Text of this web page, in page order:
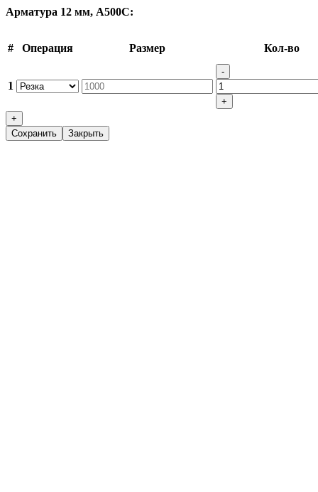
Арматура 12 мм, А500С:
# Операция Размер Кол-во
1
-
+
+
Сохранить
Закрыть